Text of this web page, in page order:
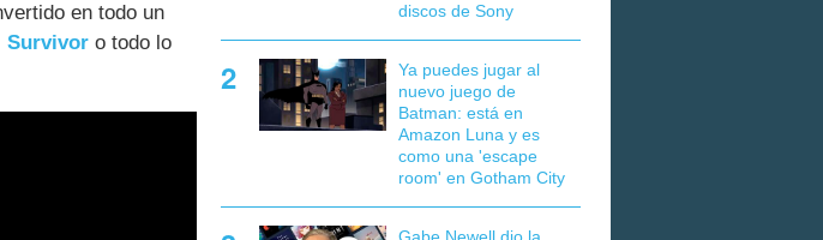
en todo un
Survivor o todo lo
discos de Sony
Ya puedes jugar al
nuevo juego de
Batman: está en
Amazon Luna y es
como una 'escape
room' en Gotham City